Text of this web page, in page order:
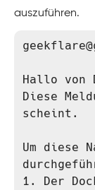
auszuführen.
Hallo von
Diese
scheint.
Um diese
1. Der